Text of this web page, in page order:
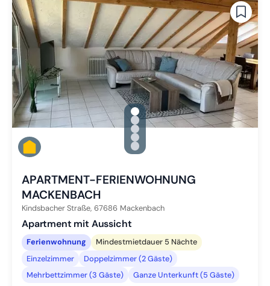
gallery.slide_selector
Zu Slide 1 wechseln
Zu Slide 2 wechseln
Zu Slide 3 wechseln
Zu Slide 4 wechseln
Zu Slide 5 wechseln
APARTMENT-FERIENWOHNUNG
MACKENBACH
Kindsbacher Straße, 67686 Mackenbach
Apartment mit Aussicht
Ferienwohnung
Mindestmietdauer 5 Nächte
Einzelzimmer
Doppelzimmer (2 Gäste)
Mehrbettzimmer (3 Gäste)
Ganze Unterkunft (5 Gäste)